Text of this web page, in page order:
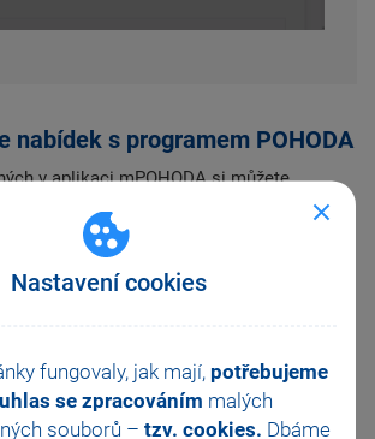
Nastavení cookies
fungovaly, jak mají, potřebujeme
se zpracováním malých
souborů – tzv. cookies. Dbáme
nabídek s programem POHODA
v aplikaci mPOHODA si můžete
provede
pozastavena (výchozí stav je nastavený
Stav synchronizace lze změnit
dokladů v sekci Synchronizace nebo také
stav synchronizace nabídky ručně, aby
naimportovat do programu POHODA.